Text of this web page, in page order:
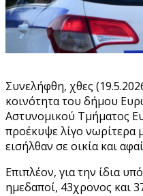
Συνελήφθη, χθες
κοινότητα του δήμου
Αστυνομικού Τμήματος
προέκυψε λίγο νωρίτερα
εισήλθαν σε οικία και
Επιπλέον, για την ίδια
ημεδαποί, 43χρονος και